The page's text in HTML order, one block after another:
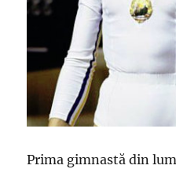
Prima gimnastă din